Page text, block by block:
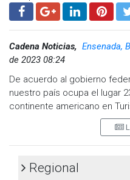
Cadena Noticias, Ensenada,
de 2023 08:24
De acuerdo al gobierno
nuestro país ocupa el lugar
continente americano en
California y específicamente
papel sustancial de
economía región, indicó
Rutas Vinícolas Humberto
Regional